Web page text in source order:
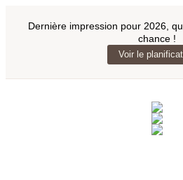
Dernière impression pour 2026,
chance !
Voir le